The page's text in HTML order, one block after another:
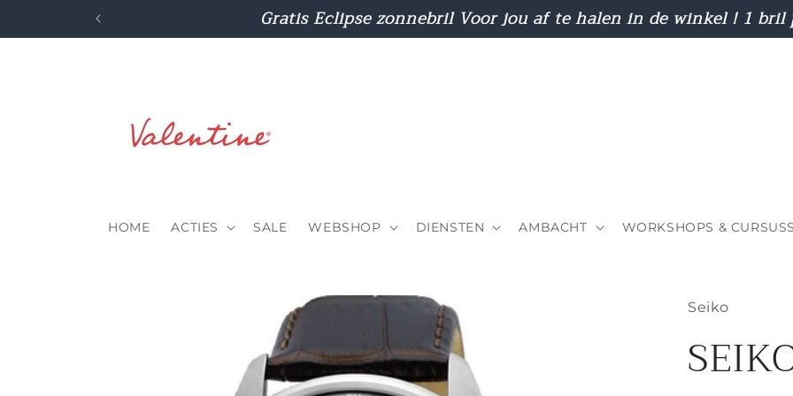
content
Gratis Eclipse zonnebril Voor jou af te halen in de winkel ! 1 bril
HOME ACTIES SALE WEBSHOP DIENSTEN AMBACHT WORKSHOPS &
Seiko